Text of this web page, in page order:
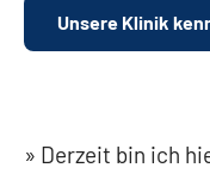
Unsere Klinik
Derzeit bin ich